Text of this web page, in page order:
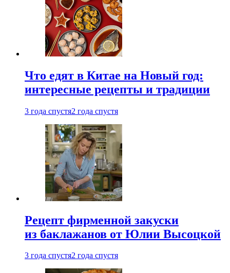
Что едят в Китае на Новый год:
интересные рецепты и традиции
3 года спустя2 года спустя
Рецепт фирменной закуски
из баклажанов от Юлии Высоцкой
3 года спустя2 года спустя